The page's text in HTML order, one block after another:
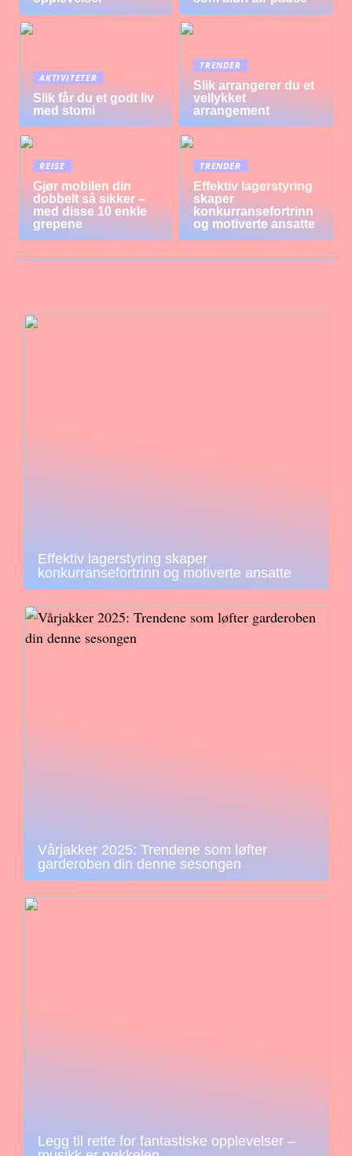
AKTIVITETER
Slik får du et godt liv
med stomi
TRENDER
Slik arrangerer du et
vellykket
arrangement
REISE
Gjør mobilen din
dobbelt så sikker –
med disse 10 enkle
grepene
TRENDER
Effektiv lagerstyring
skaper
konkurransefortrinn
og motiverte ansatte
Effektiv lagerstyring skaper
konkurransefortrinn og motiverte ansatte
Vårjakker 2025: Trendene som løfter
garderoben din denne sesongen
Legg til rette for fantastiske opplevelser –